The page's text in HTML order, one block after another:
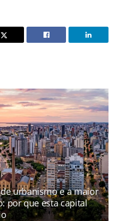
urbanismo e a maior
por que esta capital